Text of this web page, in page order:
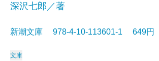
深沢七郎／著
新潮文庫 978-4-10-113601-1 649円
文庫